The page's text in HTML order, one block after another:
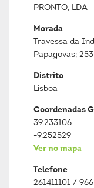
PRONTO, LDA
Morada
Travessa da
Papagovas;
Distrito
Lisboa
Coordenadas
39.233106
-9.252529
Ver no mapa
Telefone
261411101 /